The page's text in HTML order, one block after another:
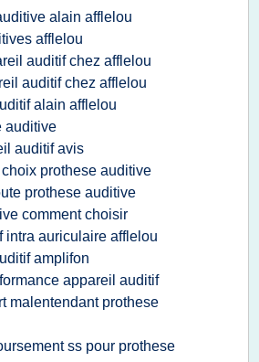
alain afflelou
afflelou
auditif chez afflelou
auditif chez afflelou
alain afflelou
auditive
auditif avis
prothese auditive
prothese auditive
comment choisir
intra auriculaire afflelou
amplifon
appareil auditif
malentendant prothese
ss pour prothese